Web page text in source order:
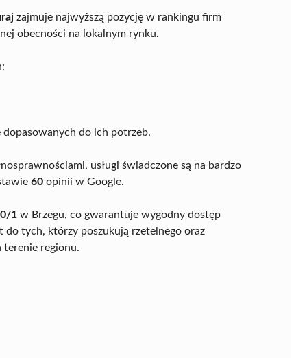
zajmuje najwyższą pozycję w rankingu firm
obecności na lokalnym rynku.
do ich potrzeb.
usługi świadczone są na bardzo
60 opinii w Google.
1 w Brzegu, co gwarantuje wygodny dostęp
tych, którzy poszukują rzetelnego oraz
terenie regionu.